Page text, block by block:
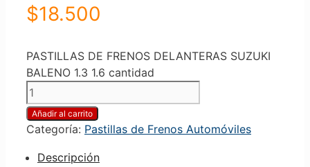
$18.500
PASTILLAS DE FRENOS DELANTERAS SUZUKI
BALENO 1.3 1.6 cantidad
Añadir al carrito
Categoría: Pastillas de Frenos Automóviles
Descripción